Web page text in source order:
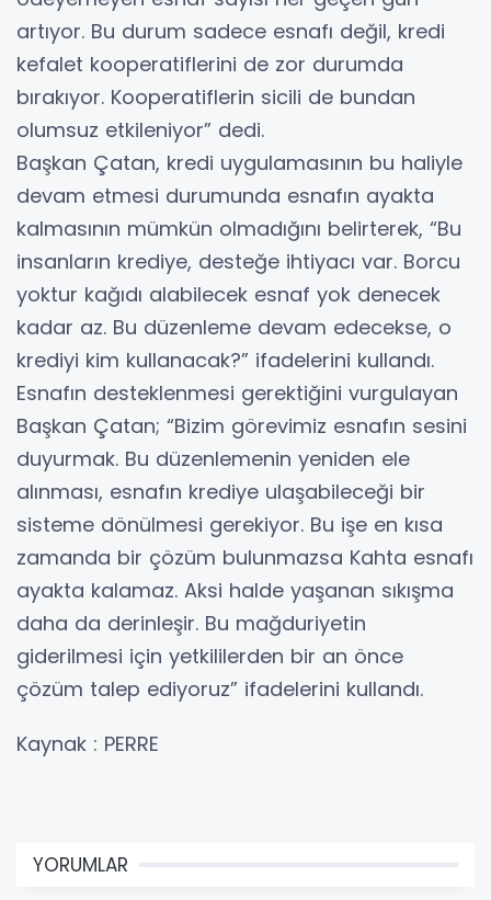
artıyor. Bu durum sadece esnafı değil, kredi
kefalet kooperatiflerini de zor durumda
bırakıyor. Kooperatiflerin sicili de bundan
olumsuz etkileniyor” dedi.
Başkan Çatan, kredi uygulamasının bu haliyle
devam etmesi durumunda esnafın ayakta
kalmasının mümkün olmadığını belirterek, “Bu
insanların krediye, desteğe ihtiyacı var. Borcu
yoktur kağıdı alabilecek esnaf yok denecek
kadar az. Bu düzenleme devam edecekse, o
krediyi kim kullanacak?” ifadelerini kullandı.
Esnafın desteklenmesi gerektiğini vurgulayan
Başkan Çatan; “Bizim görevimiz esnafın sesini
duyurmak. Bu düzenlemenin yeniden ele
alınması, esnafın krediye ulaşabileceği bir
sisteme dönülmesi gerekiyor. Bu işe en kısa
zamanda bir çözüm bulunmazsa Kahta esnafı
ayakta kalamaz. Aksi halde yaşanan sıkışma
daha da derinleşir. Bu mağduriyetin
giderilmesi için yetkililerden bir an önce
çözüm talep ediyoruz” ifadelerini kullandı.
Kaynak : PERRE
YORUMLAR